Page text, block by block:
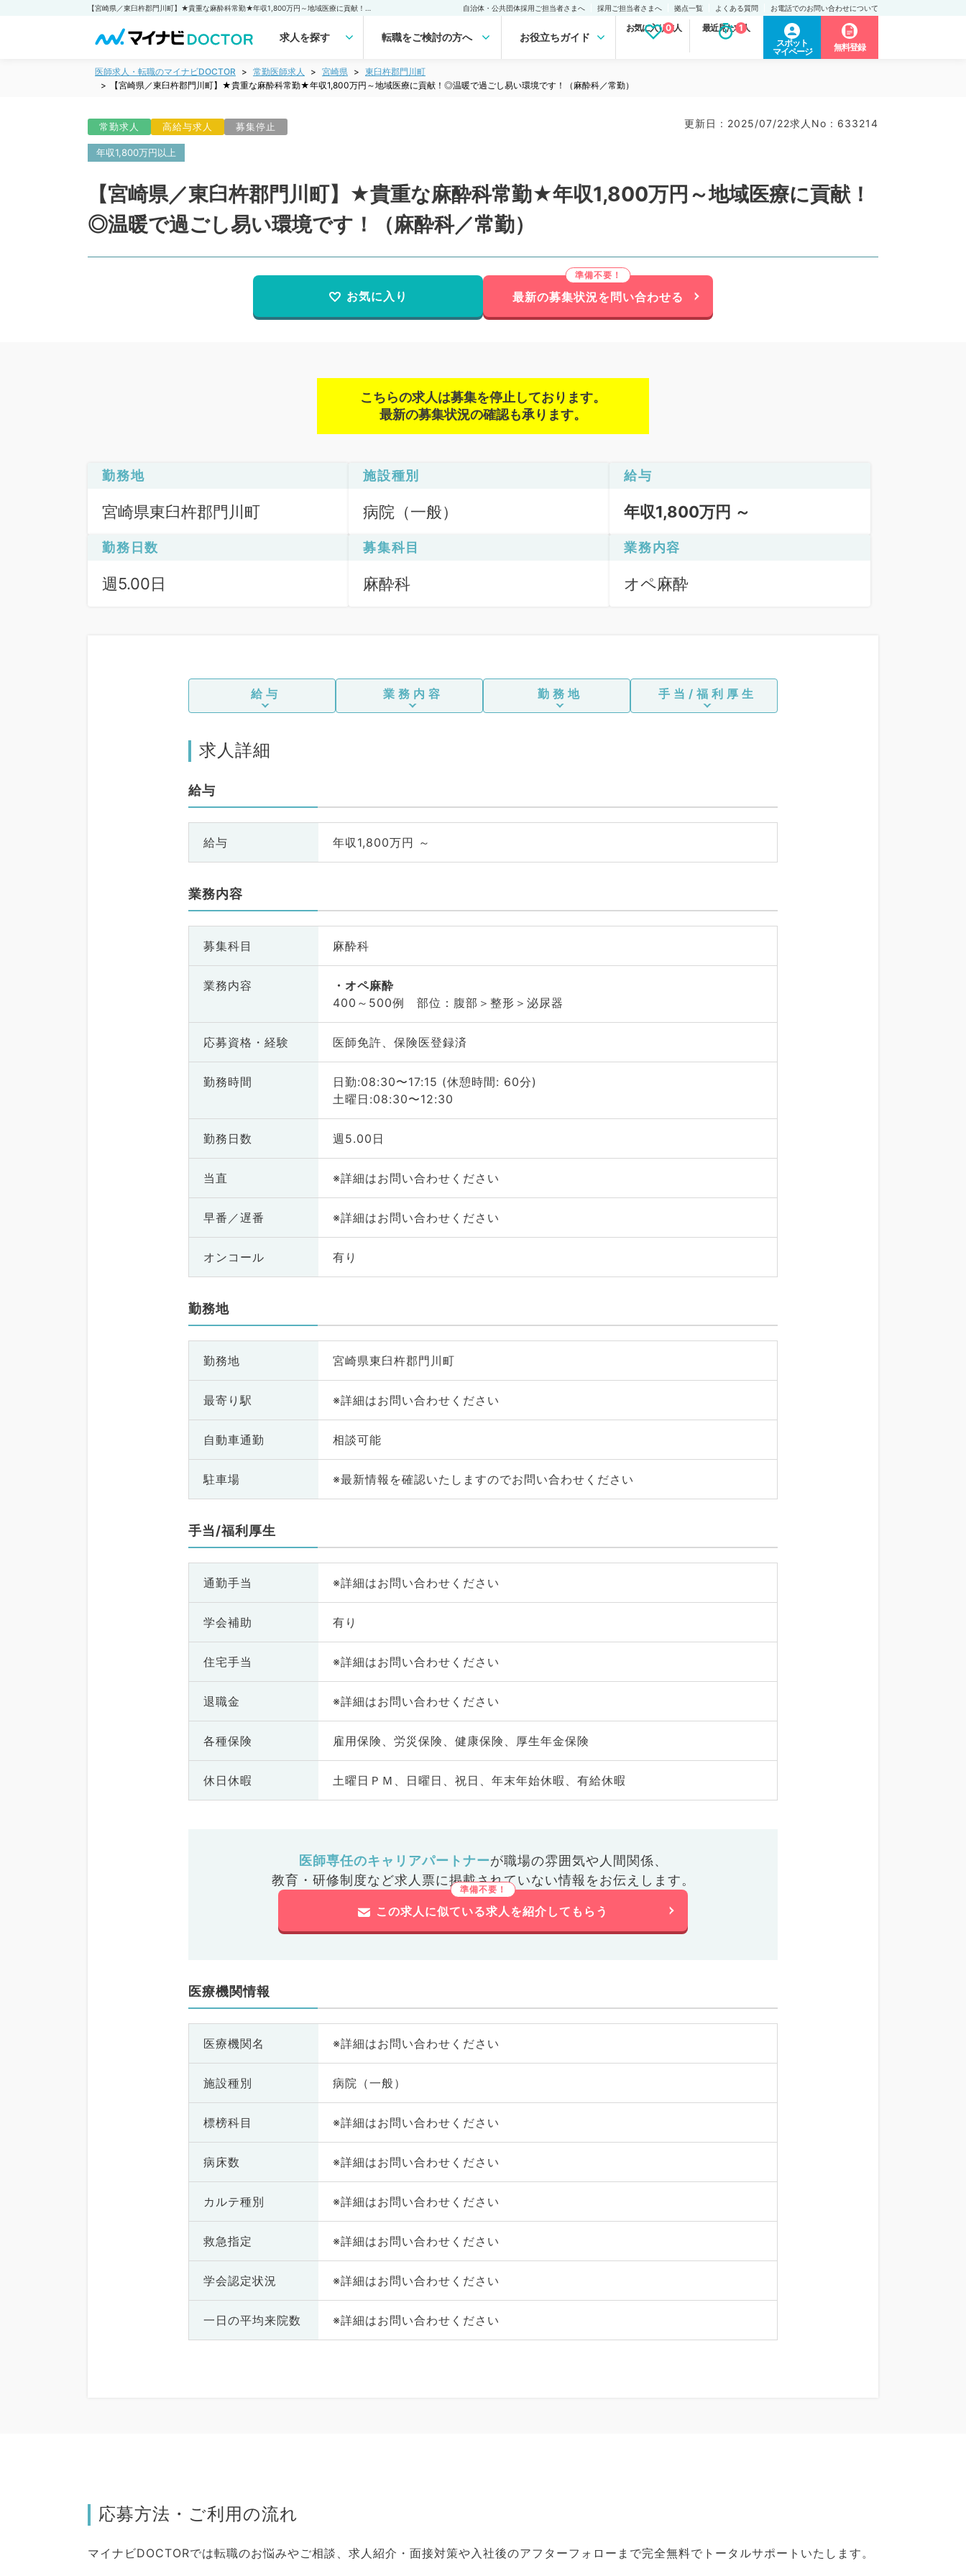
自治体・公共団体採用ご担当者さまへ 採用ご担当者さまへ 拠点一覧 よくある質問 お電話でのお問い合わせについて
求人を探す 転職をご検討の方へ お役立ちガイド
お気に入り求人
0 最近見た求人
1
スポット
マイページ
無料登録
医師求人・転職のマイナビDOCTOR 常勤医師求人 宮崎県
東臼杵郡門川町
【宮崎県／東臼杵郡門川町】★貴重な麻酔科常勤★年収1,800万円～地域医療に貢献！◎温暖で過ごし易い環境です！（麻酔科／常勤）
常勤求人 高給与求人 募集停止 更新日 : 2025/07/22求人No : 633214
年収1,800万円以上
【宮崎県／東臼杵郡門川町】★貴重な麻酔科常勤★年収1,800万円～地域医療に貢献！
◎温暖で過ごし易い環境です！（麻酔科／常勤）
お気に入り 最新の募集状況を問い合わせる
こちらの求人は募集を停止しております。
最新の募集状況の確認も承ります。
勤務地
宮崎県東臼杵郡門川町
施設種別
病院（一般）
給与
年収1,800万円 ～
勤務日数
週5.00日
募集科目
麻酔科
業務内容
オペ麻酔
給与 業務内容 勤務地 手当/福利厚生
求人詳細
給与
給与 年収1,800万円 ～
業務内容
募集科目 麻酔科
業務内容
オペ麻酔
400～500例 部位：腹部＞整形＞泌尿器
応募資格・ 経験 医師免許、保険医登録済
勤務時間
日勤:08:30〜17:15 (休憩時間: 60分)
土曜日:08:30〜12:30
勤務日数 週5.00日
当直 ※詳細はお問い合わせください
早番／遅番 ※詳細はお問い合わせください
オンコール 有り
勤務地
勤務地 宮崎県東臼杵郡門川町
最寄り駅 ※詳細はお問い合わせください
自動車通勤 相談可能
駐車場 ※最新情報を確認いたしますのでお問い合わせください
手当/福利厚生
通勤手当 ※詳細はお問い合わせください
学会補助 有り
住宅手当 ※詳細はお問い合わせください
退職金 ※詳細はお問い合わせください
各種保険 雇用保険、労災保険、健康保険、厚生年金保険
休日休暇 土曜日ＰＭ、日曜日、祝日、年末年始休暇、有給休暇
医師専任のキャリアパートナーが職場の雰囲気や人間関係、
教育・研修制度など求人票に掲載されていない情報をお伝えします。
この求人に似ている求人を紹介してもらう
医療機関情報
医療機関名 ※詳細はお問い合わせください
施設種別 病院（一般）
標榜科目 ※詳細はお問い合わせください
病床数 ※詳細はお問い合わせください
カルテ種別 ※詳細はお問い合わせください
救急指定 ※詳細はお問い合わせください
学会認定状況 ※詳細はお問い合わせください
一日の平均来院数 ※詳細はお問い合わせください
応募方法・ご利用の流れ
マイナビDOCTORでは転職のお悩みやご相談、求人紹介・面接対策や入社後のアフターフォローまで完全無料でトータルサポートいたします。